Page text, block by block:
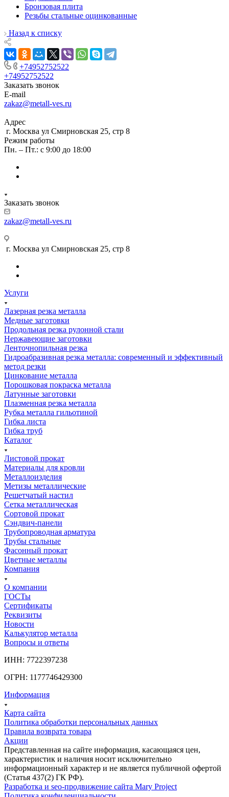
Бронзовая плита
Резьбы стальные оцинкованные
Назад к списку
+74952752522
+74952752522
Заказать звонок
E-mail
zakaz@metall-ves.ru
Адрес
г. Москва ул Смирновская 25, стр 8
Режим работы
Пн. – Пт.: с 9:00 до 18:00
Заказать звонок
zakaz@metall-ves.ru
г. Москва ул Смирновская 25, стр 8
Услуги
Лазерная резка металла
Медные заготовки
Продольная резка рулонной стали
Нержавеющие заготовки
Ленточнопильная резка
Гидроабразивная резка металла: современный и эффективный
метод резки
Цинкование металла
Порошковая покраска металла
Латунные заготовки
Плазменная резка металла
Рубка металла гильотиной
Гибка листа
Гибка труб
Каталог
Листовой прокат
Материалы для кровли
Металлоизделия
Метизы металлические
Решетчатый настил
Сетка металлическая
Сортовой прокат
Сэндвич-панели
Трубопроводная арматура
Трубы стальные
Фасонный прокат
Цветные металлы
Компания
О компании
ГОСТы
Сертификаты
Реквизиты
Новости
Калькулятор металла
Вопросы и ответы
ИНН: 7722397238
ОГРН: 1177746429300
Информация
Карта сайта
Политика обработки персональных данных
Правила возврата товара
Акции
Представленная на сайте информация, касающаяся цен,
характеристик и наличия носит исключительно
информационный характер и не является публичной офертой
(Статья 437(2) ГК РФ).
Разработка и seo-продвижение сайта Mary Project